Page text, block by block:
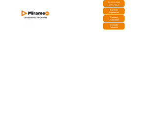
DESCARGA
MIRAPLAY
Buzón de
Sugerencias
Contratar
Publicidad
Contacto
Comercial